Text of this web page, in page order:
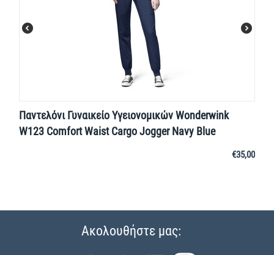
Παντελόνι Γυναικείο Υγειονομικών Wonderwink
W123 Comfort Waist Cargo Jogger Navy Blue
€35,00
Ακολουθήστε μας: